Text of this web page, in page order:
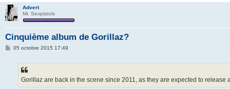
Advert
Mr. Sexpistols
Cinquième album de Gorillaz?
M05 octobre 2015 17:49
Gorillaz are back in the scene since 2011, as they are expected to release